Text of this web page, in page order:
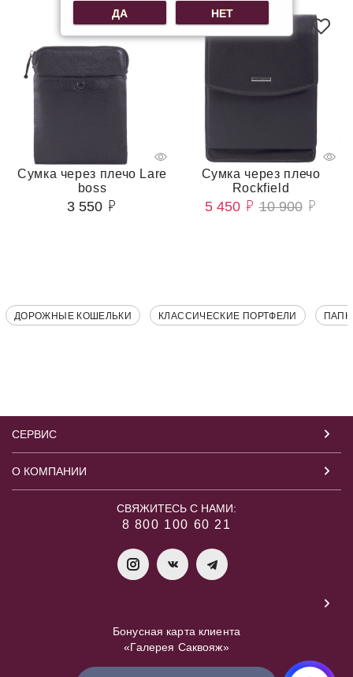
Сумка через плечо Lare
boss
3 550
Сумка через плечо
Rockfield
5 450 10 900
ДОРОЖНЫЕ КОШЕЛЬКИ КЛАССИЧЕСКИЕ ПОРТФЕЛИ
СЕРВИС
О КОМПАНИИ
СВЯЖИТЕСЬ С НАМИ:
8 800 100 60 21
Бонусная карта клиента
«Галерея Саквояж»
ДА НЕТ